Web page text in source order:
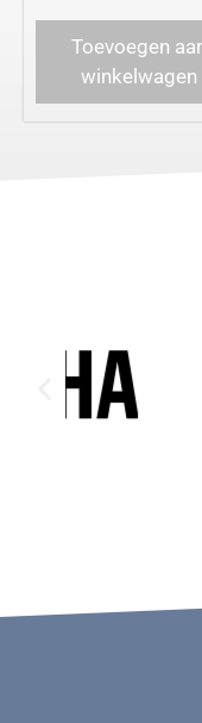
Toevoegen
winkelwagen